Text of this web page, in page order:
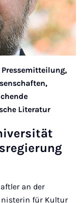
Pressemitteilung,
Literatur
an der
für Kultur